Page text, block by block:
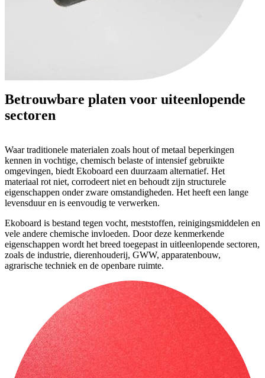
Betrouwbare platen voor uiteenlopende
sectoren
Waar traditionele materialen zoals hout of metaal beperkingen
kennen in vochtige, chemisch belaste of intensief gebruikte
omgevingen, biedt Ekoboard een duurzaam alternatief. Het
materiaal rot niet, corrodeert niet en behoudt zijn structurele
eigenschappen onder zware omstandigheden. Het heeft een lange
levensduur en is eenvoudig te verwerken.
Ekoboard is bestand tegen vocht, meststoffen, reinigingsmiddelen en
vele andere chemische invloeden. Door deze kenmerkende
eigenschappen wordt het breed toegepast in uitleenlopende sectoren,
zoals de industrie, dierenhouderij, GWW, apparatenbouw,
agrarische techniek en de openbare ruimte.